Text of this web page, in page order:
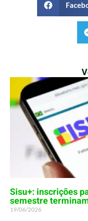
Sisu+: inscrições
semestre
19/06/2026